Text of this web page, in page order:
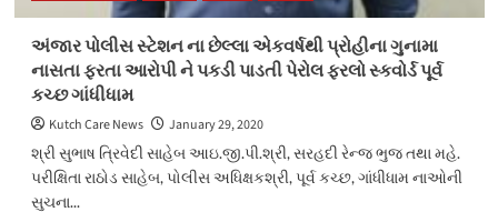
અંજાર પોલીસ સ્ટેશન ના છેલ્લા એકવર્ષથી પ્રોહીના ગુનામા
નાસતા ફરતા આરોપી ને પકડી પાડતી પેરોલ ફરલો સ્કવોર્ડ પૂર્વ
કચ્છ ગાંધીધામ
Kutch Care News
January 29, 2020
શ્રી સુભાષ ત્રિવેદી સાહેબ આઇ.જી.પી.શ્રી, સરહદી રેન્જ ભુજ તથા મહે.
પરીક્ષિતા રાઠોડ સાહેબ, પોલીસ અધિક્ષકશ્રી, પૂર્વ કચ્છ, ગાંધીધામ નાઓની
સુચના...